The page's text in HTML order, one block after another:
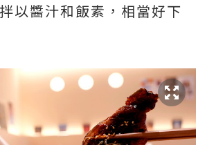
以醬汁和飯素，相當好下